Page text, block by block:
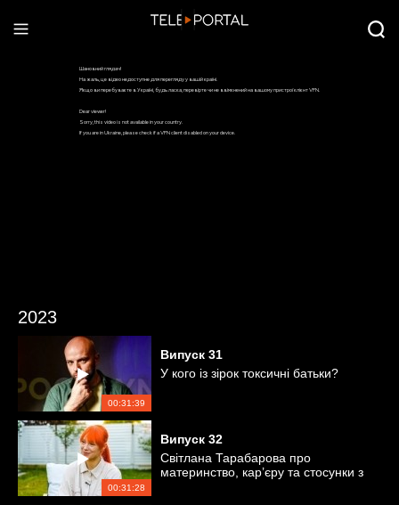
2023
00:31:39
Випуск 31
У кого із зірок токсичні батьки?
00:31:28
Випуск 32
Світлана Тарабарова про
материнство, кар’єру та стосунки з